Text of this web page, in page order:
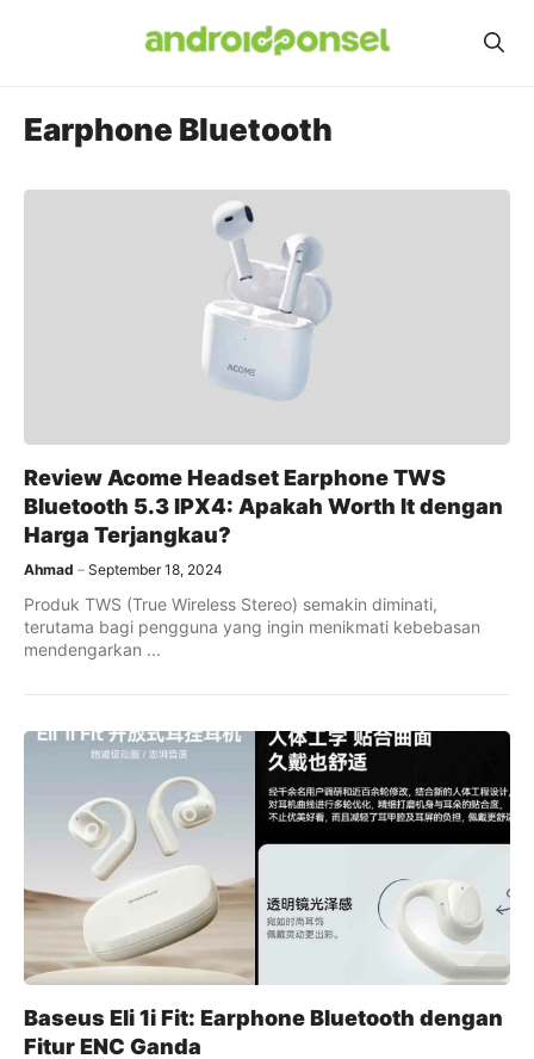
Earphone Bluetooth
Review Acome Headset Earphone TWS
Bluetooth 5.3 IPX4: Apakah Worth It dengan
Harga Terjangkau?
Ahmad September 18, 2024
Produk TWS (True Wireless Stereo) semakin diminati,
terutama bagi pengguna yang ingin menikmati kebebasan
mendengarkan ...
Baseus Eli 1i Fit: Earphone Bluetooth dengan
Fitur ENC Ganda